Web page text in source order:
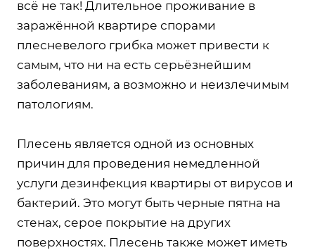
всё не так! Длительное проживание в
заражённой квартире спорами
плесневелого грибка может привести к
самым, что ни на есть серьёзнейшим
заболеваниям, а возможно и неизлечимым
патологиям.
Плесень является одной из основных
причин для проведения немедленной
услуги дезинфекция квартиры от вирусов и
бактерий. Это могут быть черные пятна на
стенах, серое покрытие на других
поверхностях. Плесень также может иметь